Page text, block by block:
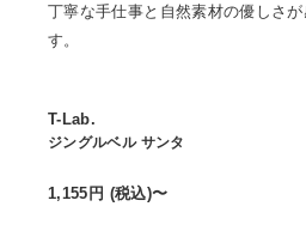
丁寧な手仕事と自然素材の優しさ
す。
T-Lab.
ジングルベル サンタ
1,155 円 (税込)〜